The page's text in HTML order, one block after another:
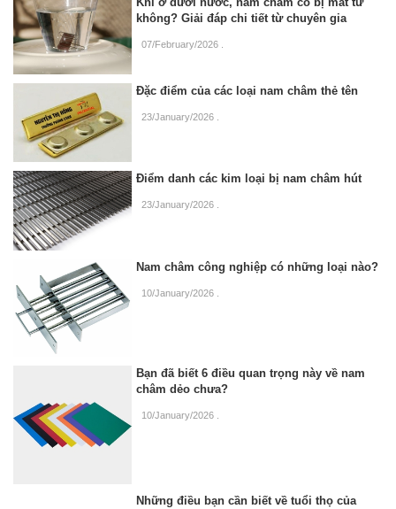
không? Giải đáp chi tiết từ chuyên gia
07/February/2026
Đặc điểm của các loại nam châm thẻ tên
23/January/2026
Điểm danh các kim loại bị nam châm hút
23/January/2026
Nam châm công nghiệp có những loại nào?
10/January/2026
Bạn đã biết 6 điều quan trọng này về nam
châm dẻo chưa?
10/January/2026
Những điều bạn cần biết về tuổi thọ của